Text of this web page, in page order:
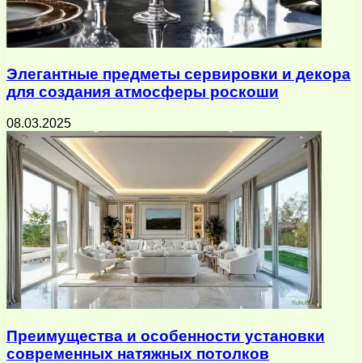
Элегантные предметы сервировки и декора
для создания атмосферы роскоши
08.03.2025
Преимущества и особенности установки
современных натяжных потолков